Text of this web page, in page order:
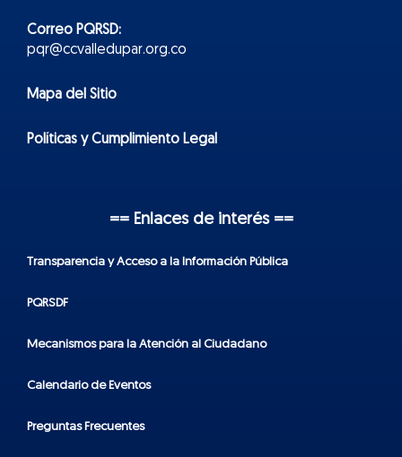
Correo PQRSD:
pqr@ccvalledupar.org.co
Mapa del Sitio
Políticas y Cumplimiento Legal
== Enlaces de interés ==
Transparencia y Acceso a la Información Pública
PQRSDF
Mecanismos para la Atención al Ciudadano
Calendario de Eventos
Preguntas Frecuentes